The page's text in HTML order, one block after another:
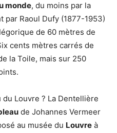
monde, du moins par la
par Raoul Dufy (1877-1953)
de 60 mètres de
cents mètres carrés de
la Toile, mais sur 250
Louvre ? La Dentellière
de Johannes Vermeer
au musée du Louvre à